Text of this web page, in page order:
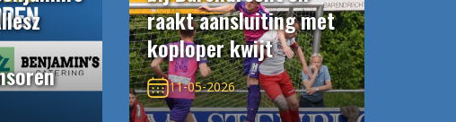
raakt aansluiting met
koploper kwijt
11-05-2026